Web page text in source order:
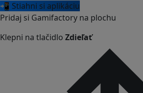
📲 Stiahni si aplikáciu
Pridaj si Gamifactory na plochu
Klepni na tlačidlo Zdieľať